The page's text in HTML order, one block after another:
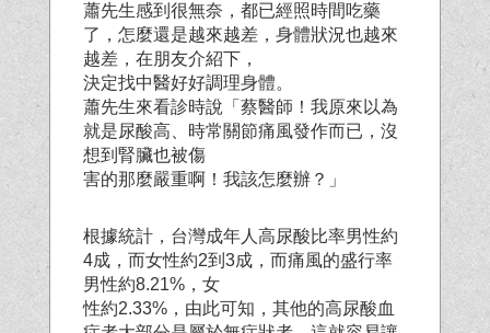
蕭先生感到很無奈，都已經照時間吃藥
了，怎麼還是越來越差，身體狀況也越來
越差，在朋友介紹下，
決定找中醫好好調理身體。
蕭先生來看診時說「蔡醫師！我原來以為
就是尿酸高、時常關節痛風發作而已，沒
想到腎臟也被傷
害的那麼嚴重啊！我該怎麼辦？」
根據統計，台灣成年人高尿酸比率男性約
4成，而女性約2到3成，而痛風的盛行率
男性約8.21%，女
性約2.33%，由此可知，其他的高尿酸血